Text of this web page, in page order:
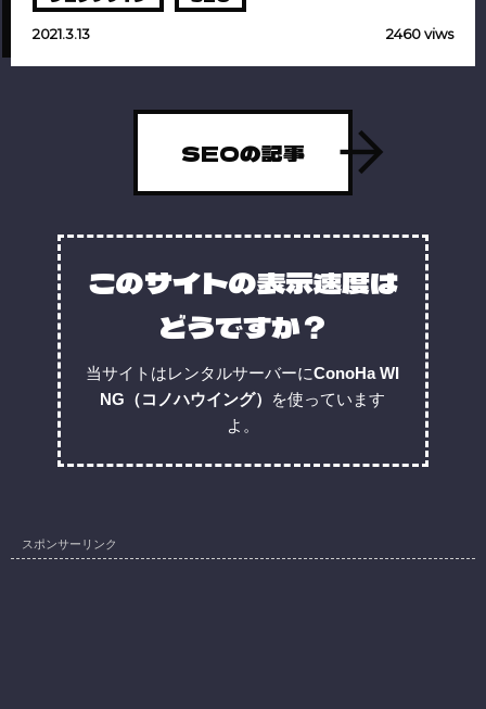
2021.3.13 2460 viws
SEOの記事
このサイトの表示速度は
どうですか？
当サイトはレンタルサーバーにConoHa WI
NG（コノハウイング） を使っています
よ。